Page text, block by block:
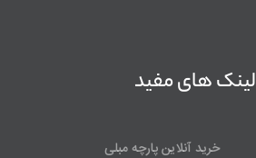
لینک های مفید
خرید آنلاین پارچه مبلی